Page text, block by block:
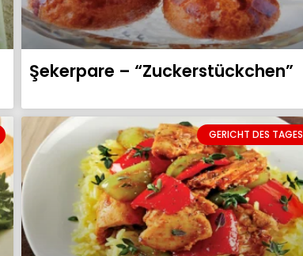
Şekerpare – “Zuckerstückchen”
GERICHT DES TAGES